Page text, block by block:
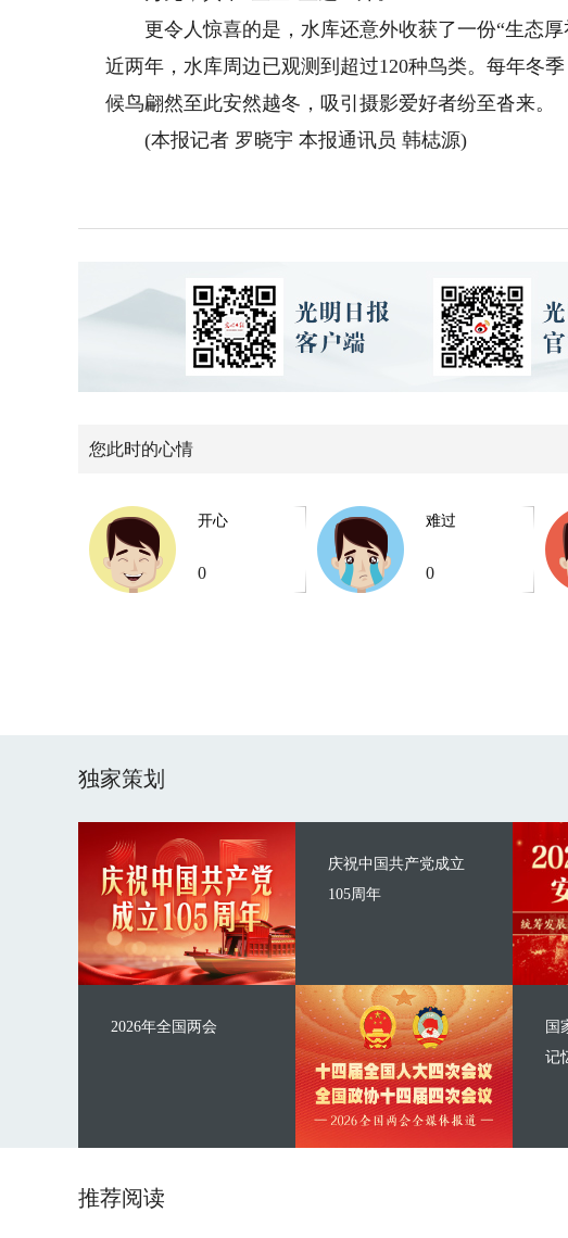
更令人惊喜的是，水库还意外收获了一份“生态厚
近两年，水库周边已观测到超过120种鸟类。每年冬
候鸟翩然至此安然越冬，吸引摄影爱好者纷至沓来。
(本报记者 罗晓宇 本报通讯员 韩梽源)
您此时的心情
开心
0
难过
0
独家策划
庆祝中国共产党成立
105周年
2026年全国两会
国
记
推荐阅读